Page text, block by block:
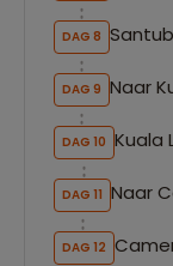
DAG 8
DAG 9 Naar
DAG 10 Kuala
DAG 11 Naar
DAG 12